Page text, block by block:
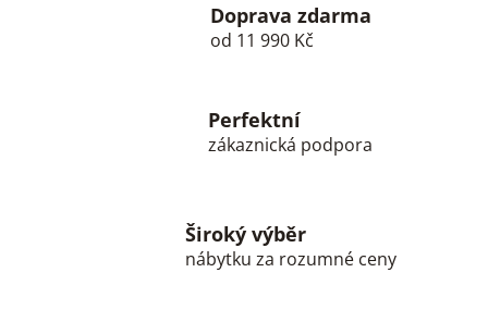
í
p
k
y
i
s
í
Doprava zdarma
od 11 990 Kč
Perfektní
zákaznická podpora
Široký výběr
nábytku za rozumné ceny